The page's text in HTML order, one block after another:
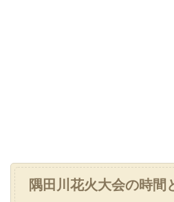
隅田川花火大会の時間